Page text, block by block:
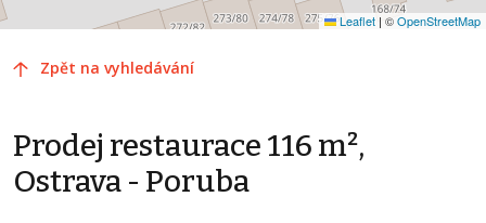
Leaflet | ©OpenStreetMap
Zpět na vyhledávání
Prodej restaurace 116 m²,
Ostrava - Poruba